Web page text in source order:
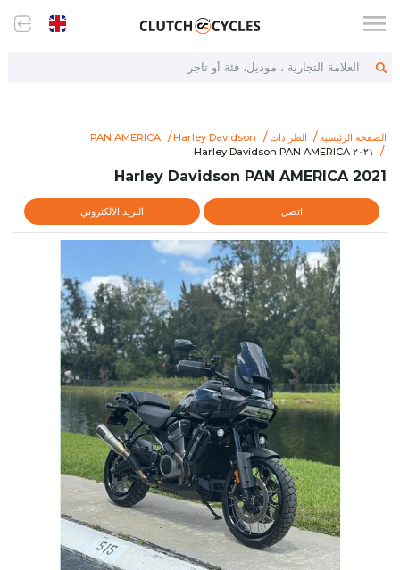
العلامة التجارية ، موديل، فئة أو تاجر
الصفحة الرئيسية الطرادات Harley Davidson
PAN AMERICA
item/2021-harley-davidson-pan-america
٢٠٢١ Harley Davidson PAN AMERICA
٢٠٢١ Harley Davidson PAN AMERICA
2021 Harley Davidson PAN AMERICA
اتصل البريد الالكتروني